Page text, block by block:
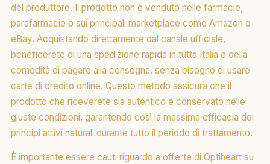
del produttore. Il prodotto non è venduto nelle farmacie,
parafarmacie o sui principali marketplace come Amazon o
eBay. Acquistando direttamente dal canale ufficiale,
beneficerete di una spedizione rapida in tutta Italia e della
comodità di pagare alla consegna, senza bisogno di usare
carte di credito online. Questo metodo assicura che il
prodotto che riceverete sia autentico e conservato nelle
giuste condizioni, garantendo così la massima efficacia dei
principi attivi naturali durante tutto il periodo di trattamento.
È importante essere cauti riguardo a offerte di Optiheart su